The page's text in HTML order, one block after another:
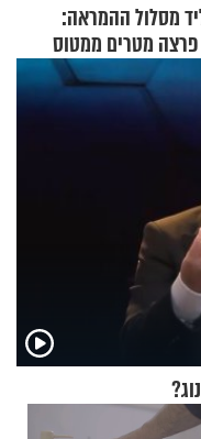
מסלול ההמראה:
מטרים ממטוס